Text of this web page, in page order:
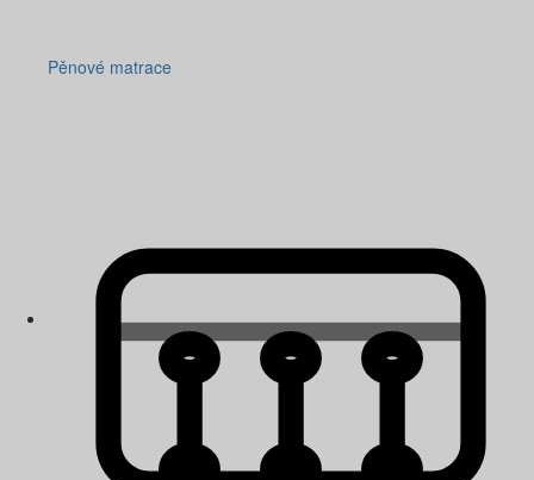
Pěnové matrace